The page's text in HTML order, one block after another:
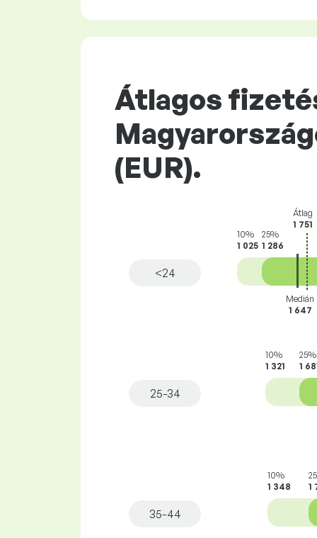
Átlagos
(EUR).
<24
Átlag
1 751
Medián
1 647
10%
1 025
25%
1 286
25-34
10%
1 321
25%
1
35-44
10%
1 348
1